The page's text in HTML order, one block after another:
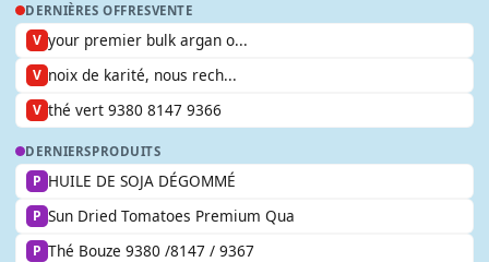
DERNIÈRES OFFRESVENTE
V your premier bulk argan o...
V noix de karité, nous rech...
V thé vert 9380 8147 9366
DERNIERSPRODUITS
P HUILE DE SOJA DÉGOMMÉ
P Sun Dried Tomatoes Premium Qua
P Thé Bouze 9380 /8147 / 9367